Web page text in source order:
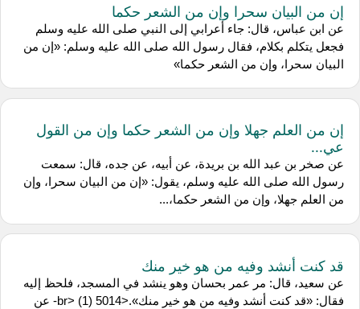
إن من البيان سحرا وإن من الشعر حكما
عن ابن عباس، قال: جاء أعرابي إلى النبي صلى الله عليه وسلم
فجعل يتكلم بكلام، فقال رسول الله صلى الله عليه وسلم: «إن من
البيان سحرا، وإن من الشعر حكما»
إن من العلم جهلا وإن من الشعر حكما وإن من القول
عي...
عن صخر بن عبد الله بن بريدة، عن أبيه، عن جده، قال: سمعت
رسول الله صلى الله عليه وسلم، يقول: «إن من البيان سحرا، وإن
من العلم جهلا، وإن من الشعر حكما،...
قد كنت أنشد وفيه من هو خير منك
عن سعيد، قال: مر عمر بحسان وهو ينشد في المسجد، فلحظ إليه
فقال: «قد كنت أنشد وفيه من هو خير منك».<br> (1) 5014- عن